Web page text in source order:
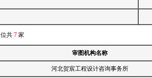
共 7 家
审图机构名称
河北贺宸工程设计咨询事务所